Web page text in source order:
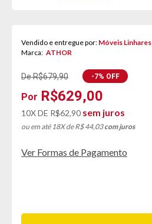
Vendido e entregue por: Móveis Linhares
Marca: ATHOR
De R$679,90
R$629,00
-7% OFF
10X DE R$62,90 sem juros
ou em até 18X de R$ 44,03com juros
Ver Formas de Pagamento